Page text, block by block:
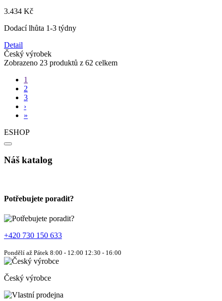
3.434 Kč
Dodací lhůta 1-3 týdny
Detail
Český výrobek
Zobrazeno 23 produktů z 62 celkem
1
2
3
›
»
ESHOP
Náš katalog
Potřebujete poradit?
+420 730 150 633
Pondělí až Pátek 8:00 - 12:00 12:30 - 16:00
Český výrobce